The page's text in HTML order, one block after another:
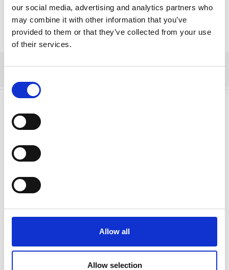
our social media, advertising and analytics partners who
may combine it with other information that you’ve
provided to them or that they’ve collected from your use
of their services.
Selection
Allow all
Allow selection
Din e-postadress kommer inte publiceras.